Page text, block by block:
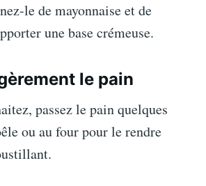
le de mayonnaise et de
une base crémeuse.
le pain
passez le pain quelques
ou au four pour le rendre